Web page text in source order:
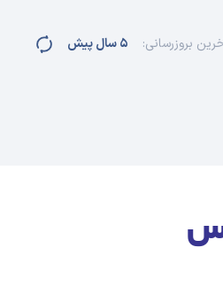
بروزرسانی: ۵ سال پیش